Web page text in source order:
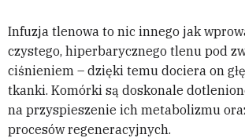
Infuzja tlenowa to nic innego jak
czystego, hiperbarycznego tlenu pod
ciśnieniem – dzięki temu dociera on
tkanki. Komórki są doskonale
na przyspieszenie ich metabolizmu
procesów regeneracyjnych.